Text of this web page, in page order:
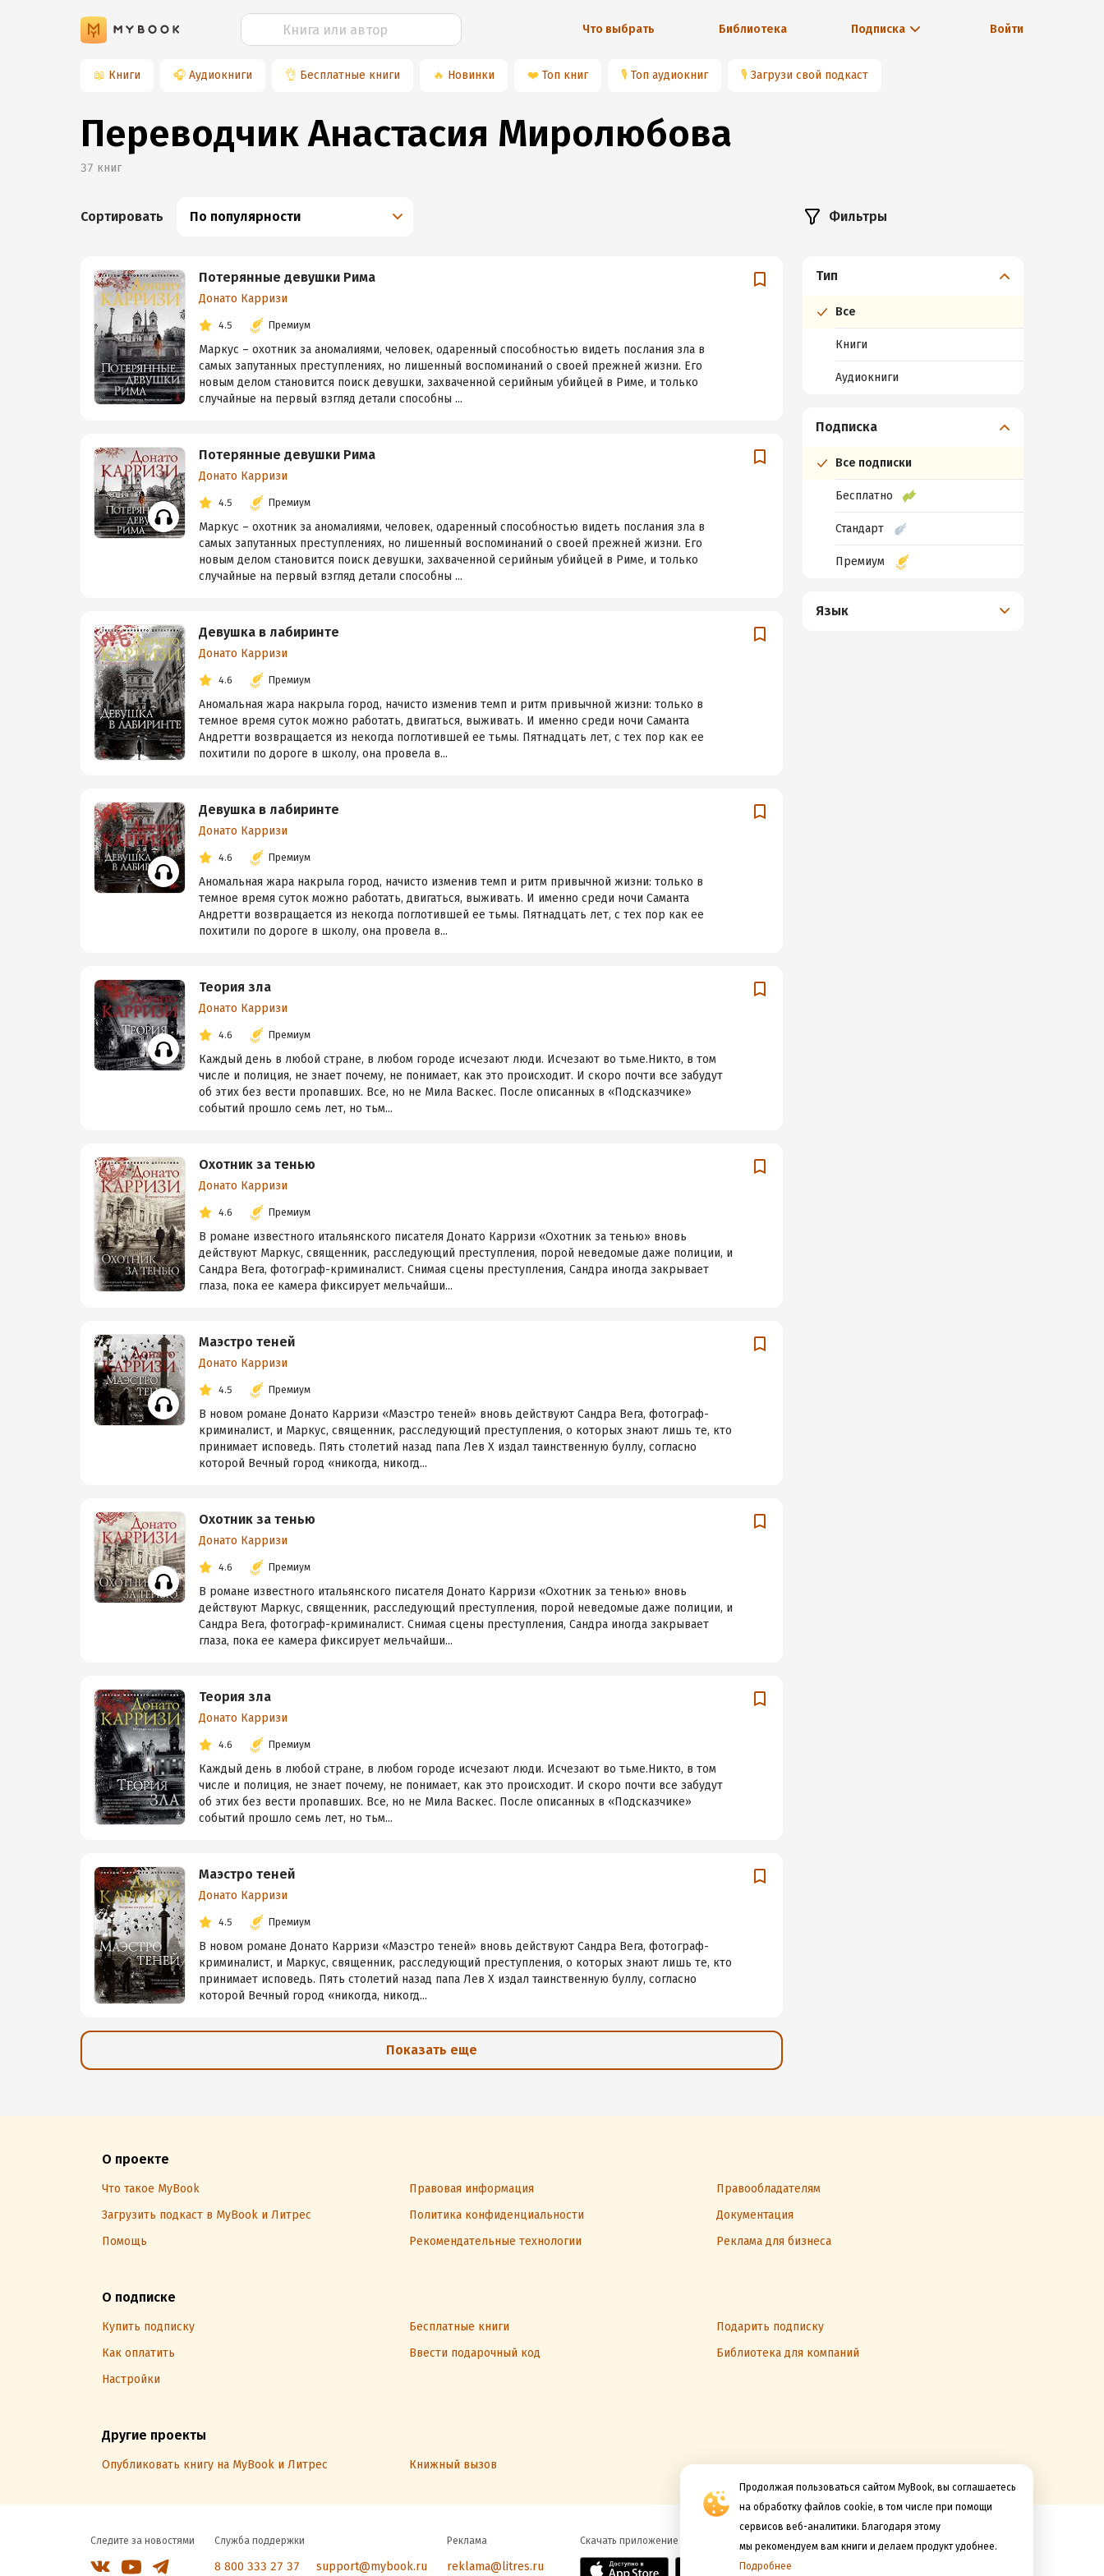
Что выбрать Библиотека Подписка Войти
📖 Книги 🎧 Аудиокниги 👌 Бесплатные книги 🔥 Новинки ❤️ Топ книг 🎙 Топ аудиокниг 🎙 Загрузи свой подкаст
Продолжая пользоваться сайтом MyBook, вы соглашаетесь
на обработку файлов cookie, в том числе при помощи
сервисов веб-аналитики. Благодаря этому
мы рекомендуем вам книги и делаем продукт удобнее.
Подробнее
Переводчик Анастасия Миролюбова
37 книг
Сортировать По популярности
Потерянные девушки Рима
Донато Карризи
4.5 Премиум
Маркус – охотник за аномалиями, человек, одаренный способностью видеть послания зла в
самых запутанных преступлениях, но лишенный воспоминаний о своей прежней жизни. Его
новым делом становится поиск девушки, захваченной серийным убийцей в Риме, и только
случайные на первый взгляд детали способны ...
Потерянные девушки Рима
Донато Карризи
4.5 Премиум
Маркус – охотник за аномалиями, человек, одаренный способностью видеть послания зла в
самых запутанных преступлениях, но лишенный воспоминаний о своей прежней жизни. Его
новым делом становится поиск девушки, захваченной серийным убийцей в Риме, и только
случайные на первый взгляд детали способны ...
Девушка в лабиринте
Донато Карризи
4.6 Премиум
Аномальная жара накрыла город, начисто изменив темп и ритм привычной жизни: только в
темное время суток можно работать, двигаться, выживать. И именно среди ночи Саманта
Андретти возвращается из некогда поглотившей ее тьмы. Пятнадцать лет, с тех пор как ее
похитили по дороге в школу, она провела в...
Девушка в лабиринте
Донато Карризи
4.6 Премиум
Аномальная жара накрыла город, начисто изменив темп и ритм привычной жизни: только в
темное время суток можно работать, двигаться, выживать. И именно среди ночи Саманта
Андретти возвращается из некогда поглотившей ее тьмы. Пятнадцать лет, с тех пор как ее
похитили по дороге в школу, она провела в...
Теория зла
Донато Карризи
4.6 Премиум
Каждый день в любой стране, в любом городе исчезают люди. Исчезают во тьме.Никто, в том
числе и полиция, не знает почему, не понимает, как это происходит. И скоро почти все забудут
об этих без вести пропавших. Все, но не Мила Васкес. После описанных в «Подсказчике»
событий прошло семь лет, но тьм...
Охотник за тенью
Донато Карризи
4.6 Премиум
В романе известного итальянского писателя Донато Карризи «Охотник за тенью» вновь
действуют Маркус, священник, расследующий преступления, порой неведомые даже полиции, и
Сандра Вега, фотограф-криминалист. Снимая сцены преступления, Сандра иногда закрывает
глаза, пока ее камера фиксирует мельчайши...
Маэстро теней
Донато Карризи
4.5 Премиум
В новом романе Донато Карризи «Маэстро теней» вновь действуют Сандра Вега, фотограф-
криминалист, и Маркус, священник, расследующий преступления, о которых знают лишь те, кто
принимает исповедь. Пять столетий назад папа Лев X издал таинственную буллу, согласно
которой Вечный город «никогда, никогд...
Охотник за тенью
Донато Карризи
4.6 Премиум
В романе известного итальянского писателя Донато Карризи «Охотник за тенью» вновь
действуют Маркус, священник, расследующий преступления, порой неведомые даже полиции, и
Сандра Вега, фотограф-криминалист. Снимая сцены преступления, Сандра иногда закрывает
глаза, пока ее камера фиксирует мельчайши...
Теория зла
Донато Карризи
4.6 Премиум
Каждый день в любой стране, в любом городе исчезают люди. Исчезают во тьме.Никто, в том
числе и полиция, не знает почему, не понимает, как это происходит. И скоро почти все забудут
об этих без вести пропавших. Все, но не Мила Васкес. После описанных в «Подсказчике»
событий прошло семь лет, но тьм...
Маэстро теней
Донато Карризи
4.5 Премиум
В новом романе Донато Карризи «Маэстро теней» вновь действуют Сандра Вега, фотограф-
криминалист, и Маркус, священник, расследующий преступления, о которых знают лишь те, кто
принимает исповедь. Пять столетий назад папа Лев X издал таинственную буллу, согласно
которой Вечный город «никогда, никогд...
Показать еще
Фильтры
Тип
Все
Книги
Аудиокниги
Подписка
Все подписки
Бесплатно
Стандарт
Премиум
Язык
О проекте
Что такое MyBook Правовая информация
Правообладателям
Загрузить подкаст в MyBook и Литрес
Политика конфиденциальности
Документация
Помощь
Рекомендательные технологии Реклама для бизнеса
О подписке
Купить подписку Бесплатные книги
Подарить подписку
Как оплатить
Ввести подарочный код
Библиотека для компаний
Настройки
Другие проекты
Опубликовать книгу на MyBook и Литрес Книжный вызов
Следите за новостями Служба поддержки
8 800 333 27 37 support@mybook.ru
Реклама
reklama@litres.ru
Скачать приложение